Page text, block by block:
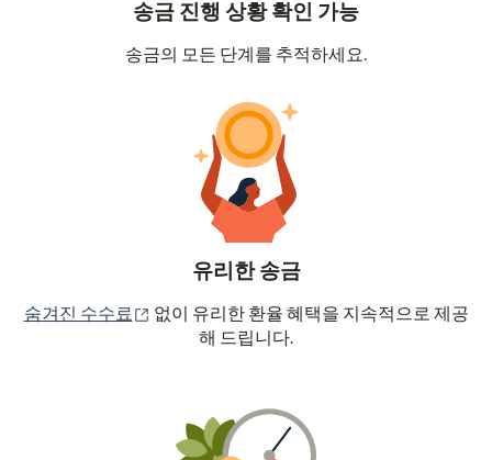
송금 진행 상황 확인 가능
송금의 모든 단계를 추적하세요.
유리한 송금
숨겨진 수수료 (새 창에서 열림)
없이 유리한 환율 혜택을 지속적으로 제공
해 드립니다.